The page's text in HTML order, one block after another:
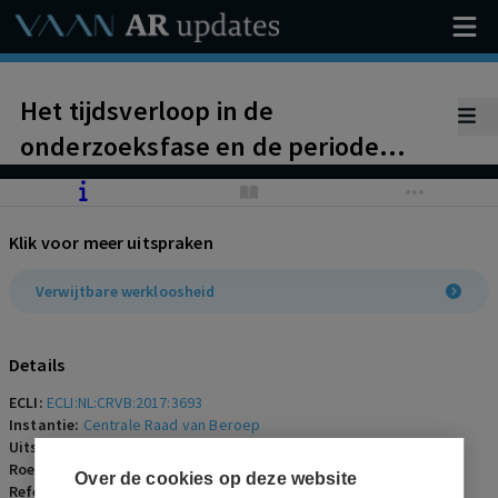
Over de cookies op deze website
Het tijdsverloop in de
onderzoeksfase en de periode
daarna staat niet aan het aannemen
dringende reden in de weg.
Appellant heeft begrijpelijke
tijdsverloop en betrokkene is
gedurende de procedure steeds
geschorst geweest.
Klik voor meer uitspraken
Verwijtbare werkloosheid
Details
ECLI: ECLI:NL:CRVB:2017:3693
Instantie: Centrale Raad van Beroep
Uitspraakdatum:
Roepnaam:
ECLI:NL:CRVB:2017:3693
Referentienummer:SZR-2017-0240